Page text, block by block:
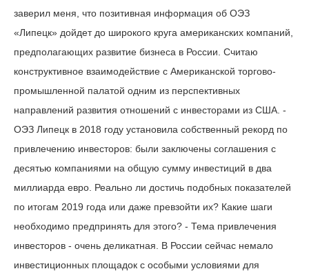
заверил меня, что позитивная информация об ОЭЗ
«Липецк» дойдет до широкого круга американских компаний,
предполагающих развитие бизнеса в России. Считаю
конструктивное взаимодействие с Американской торгово-
промышленной палатой одним из перспективных
направлений развития отношений с инвесторами из США. -
ОЭЗ Липецк в 2018 году установила собственный рекорд по
привлечению инвесторов: были заключены соглашения с
десятью компаниями на общую сумму инвестиций в два
миллиарда евро. Реально ли достичь подобных показателей
по итогам 2019 года или даже превзойти их? Какие шаги
необходимо предпринять для этого? - Тема привлечения
инвесторов - очень деликатная. В России сейчас немало
инвестиционных площадок с особыми условиями для